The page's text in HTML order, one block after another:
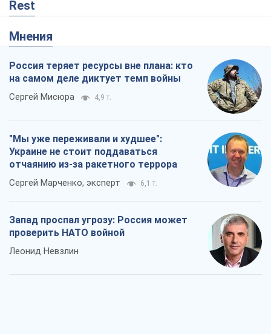
Rest
Мнения
Россия теряет ресурсы вне плана: кто
на самом деле диктует темп войны
Сергей Мисюра 4,9 т.
"Мы уже переживали и худшее":
Украине не стоит поддаваться
отчаянию из-за ракетного террора
Сергей Марченко, эксперт 6,1 т.
Запад проспал угрозу: Россия может
проверить НАТО войной
Леонид Невзлин